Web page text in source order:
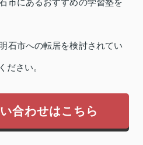
市にあるおすすめの学習塾を
石市への転居を検討されてい
ださい。
合わせはこちら